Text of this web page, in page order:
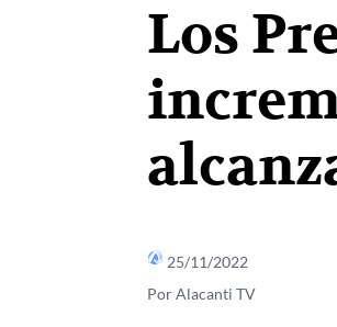
Los
25/11/2022
Por Alacanti TV